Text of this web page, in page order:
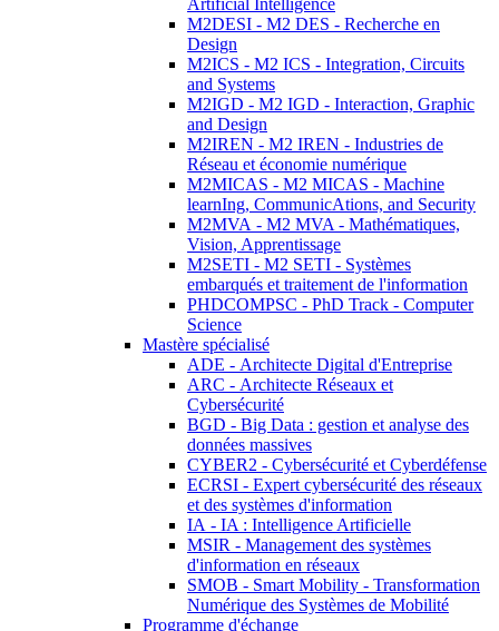
Artificial Intelligence
M2DESI - M2 DES - Recherche en
Design
M2ICS - M2 ICS - Integration, Circuits
and Systems
M2IGD - M2 IGD - Interaction, Graphic
and Design
M2IREN - M2 IREN - Industries de
Réseau et économie numérique
M2MICAS - M2 MICAS - Machine
learnIng, CommunicAtions, and Security
M2MVA - M2 MVA - Mathématiques,
Vision, Apprentissage
M2SETI - M2 SETI - Systèmes
embarqués et traitement de l'information
PHDCOMPSC - PhD Track - Computer
Science
Mastère spécialisé
ADE - Architecte Digital d'Entreprise
ARC - Architecte Réseaux et
Cybersécurité
BGD - Big Data : gestion et analyse des
données massives
CYBER2 - Cybersécurité et Cyberdéfense
ECRSI - Expert cybersécurité des réseaux
et des systèmes d'information
IA - IA : Intelligence Artificielle
MSIR - Management des systèmes
d'information en réseaux
SMOB - Smart Mobility - Transformation
Numérique des Systèmes de Mobilité
Programme d'échange